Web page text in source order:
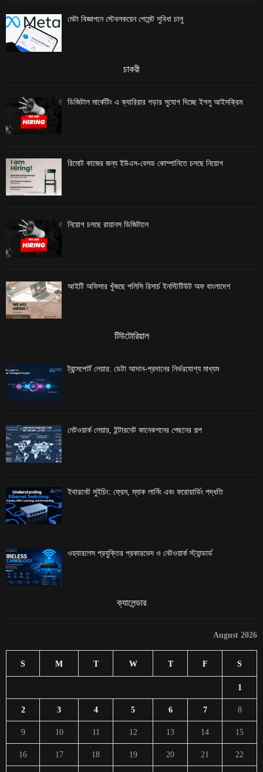
মেটা বিজ্ঞাপনে স্টেবলকয়েন পেমেন্ট সুবিধা চালু
চাকরী
ডিজিটাল মার্কেটিং এ ক্যারিয়ার গড়ার সুযোগ দিচ্ছে ইগলু আইসক্রিম
রিমোট কাজের জন্য ইউএস-বেসড কোম্পানিতে চলছে নিয়োগ
নিয়োগ চলছে রায়ানস ডিজিটালে
আইটি অফিসার খুঁজছে পলিসি রিসার্চ ইনস্টিটিউট অফ বাংলাদেশ
টিউটোরিয়াল
ট্রান্সপোর্ট লেয়ার: ডেটা আদান-প্রদানের নির্ভরযোগ্য মাধ্যম
নেটওয়ার্ক লেয়ার, ইন্টারনেট কানেকশনের পেছনের গল্প
ইথারনেট সুইচিং: ফ্রেম, ম্যাক লার্নিং এবং ফরোয়ার্ডিং পদ্ধতি
ওয়্যারলেস প্রযুক্তির প্রকারভেদ ও নেটওয়ার্ক স্ট্যান্ডার্ড
ক্যালেন্ডার
August 2026
S M T W T F S
1
2 3 4 5 6 7 8
9 10 11 12 13 14 15
16 17 18 19 20 21 22